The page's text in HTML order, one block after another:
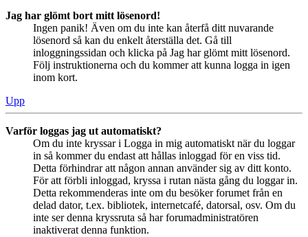
Jag har glömt bort mitt lösenord!
Ingen panik! Även om du inte kan återfå ditt nuvarande
lösenord så kan du enkelt återställa det. Gå till
inloggningssidan och klicka på Jag har glömt mitt lösenord.
Följ instruktionerna och du kommer att kunna logga in igen
inom kort.
Upp
Varför loggas jag ut automatiskt?
Om du inte kryssar i Logga in mig automatiskt när du loggar
in så kommer du endast att hållas inloggad för en viss tid.
Detta förhindrar att någon annan använder sig av ditt konto.
För att förbli inloggad, kryssa i rutan nästa gång du loggar in.
Detta rekommenderas inte om du besöker forumet från en
delad dator, t.ex. bibliotek, internetcafé, datorsal, osv. Om du
inte ser denna kryssruta så har forumadministratören
inaktiverat denna funktion.